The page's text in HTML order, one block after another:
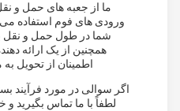
ما از جعبه های حمل و نقل با
ورودی های فوم استفاده می
شما در طول حمل و نقل به
همچنین از یک ارائه دهنده
اطمینان از تحویل به
اگر سوالی در مورد فرآیند بسته
لطفاً با ما تماس بگیرید و